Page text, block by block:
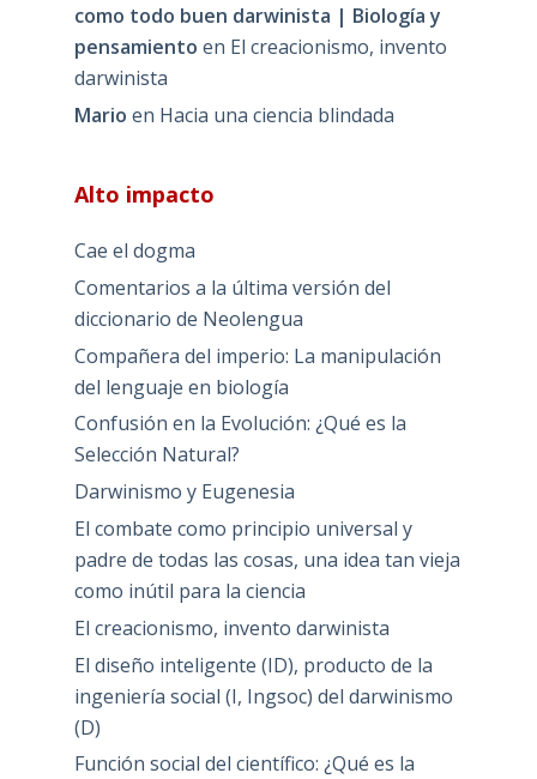
como todo buen darwinista | Biología y
pensamiento en El creacionismo, invento
darwinista
Mario en Hacia una ciencia blindada
Alto impacto
Cae el dogma
Comentarios a la última versión del
diccionario de Neolengua
Compañera del imperio: La manipulación
del lenguaje en biología
Confusión en la Evolución: ¿Qué es la
Selección Natural?
Darwinismo y Eugenesia
El combate como principio universal y
padre de todas las cosas, una idea tan vieja
como inútil para la ciencia
El creacionismo, invento darwinista
El diseño inteligente (ID), producto de la
ingeniería social (I, Ingsoc) del darwinismo
(D)
Función social del científico: ¿Qué es la